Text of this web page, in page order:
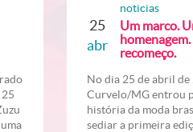
25
abr
noticias
Um marco.
recomeço.
No dia 25 de abril de
Curvelo/MG entrou
história da moda
sediar a primeira